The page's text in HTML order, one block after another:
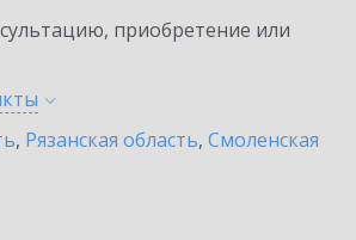
приобретение или
, Рязанская область, Смоленская